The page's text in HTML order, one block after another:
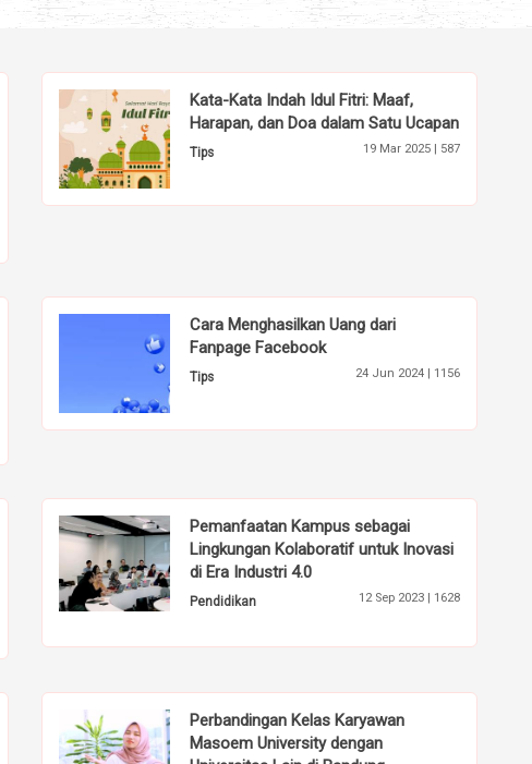
Kata-Kata Indah Idul Fitri: Maaf,
Harapan, dan Doa dalam Satu Ucapan
Tips 19 Mar 2025 | 587
Cara Menghasilkan Uang dari
Fanpage Facebook
Tips 24 Jun 2024 | 1156
Pemanfaatan Kampus sebagai
Lingkungan Kolaboratif untuk Inovasi
di Era Industri 4.0
Pendidikan 12 Sep 2023 | 1628
Perbandingan Kelas Karyawan
Masoem University dengan